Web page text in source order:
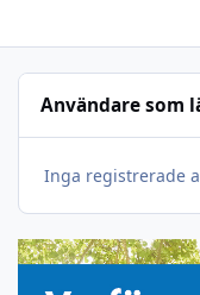
Användare som
Inga registrerade